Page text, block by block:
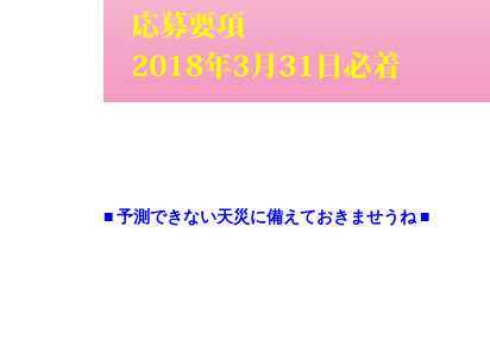
■ 予測できない天災に備えておきませうね ■